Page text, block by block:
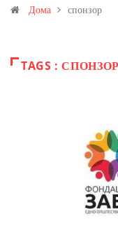
Иловица и со антимонот?
Дома спонзор
TAGS : СПОНЗОР